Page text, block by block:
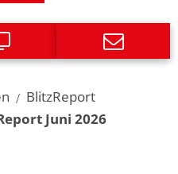
BlitzReport
Juni 2026